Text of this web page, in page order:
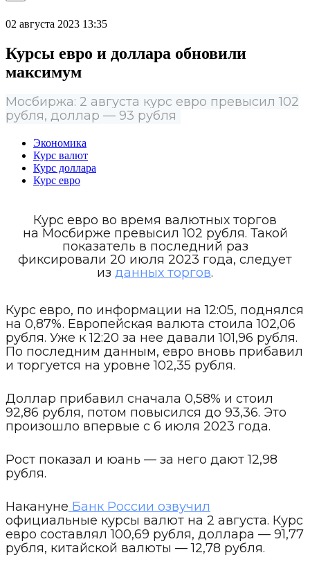
02 августа 2023 13:35
Курсы евро и доллара обновили
максимум
Мосбиржа: 2 августа курс евро превысил 102
рубля, доллар — 93 рубля
Экономика
Курс валют
Курс доллара
Курс евро
Курс евро во время валютных торгов
на Мосбирже превысил 102 рубля. Такой
показатель в последний раз
фиксировали 20 июля 2023 года, следует
из данных торгов.
Курс евро, по информации на 12:05, поднялся
на 0,87%. Европейская валюта стоила 102,06
рубля. Уже к 12:20 за нее давали 101,96 рубля.
По последним данным, евро вновь прибавил
и торгуется на уровне 102,35 рубля.
Доллар прибавил сначала 0,58% и стоил
92,86 рубля, потом повысился до 93,36. Это
произошло впервые с 6 июля 2023 года.
Рост показал и юань — за него дают 12,98
рубля.
Накануне Банк России озвучил
официальные курсы валют на 2 августа. Курс
евро составлял 100,69 рубля, доллара — 91,77
рубля, китайской валюты — 12,78 рубля.